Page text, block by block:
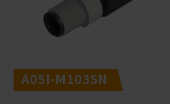
A05I-M103SN